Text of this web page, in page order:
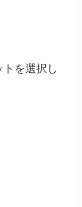
を選択し